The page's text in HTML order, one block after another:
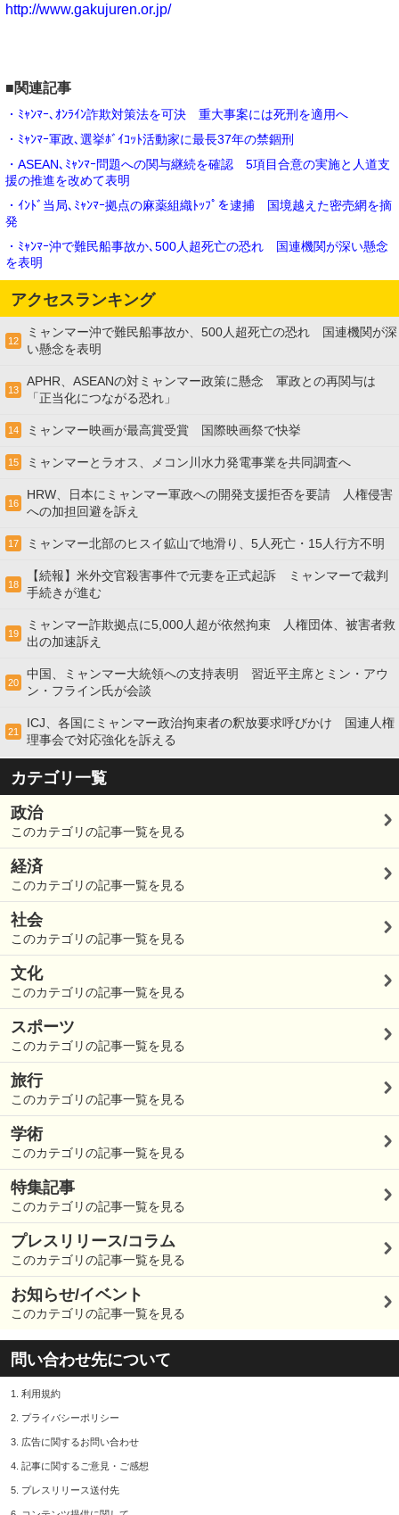
http://www.gakujuren.or.jp/
■関連記事
・ﾐｬﾝﾏｰ､ｵﾝﾗｲﾝ詐欺対策法を可決 重大事案には死刑を適用へ
・ﾐｬﾝﾏｰ軍政､選挙ﾎﾞｲｺｯﾄ活動家に最長37年の禁錮刑
・ASEAN､ﾐｬﾝﾏｰ問題への関与継続を確認 5項目合意の実施と人道支
援の推進を改めて表明
・ｲﾝﾄﾞ当局､ﾐｬﾝﾏｰ拠点の麻薬組織ﾄｯﾌﾟを逮捕 国境越えた密売網を摘
発
・ﾐｬﾝﾏｰ沖で難民船事故か､500人超死亡の恐れ 国連機関が深い懸念
を表明
アクセスランキング
12
ミャンマー沖で難民船事故か、500人超死亡の恐れ 国連機関が深
い懸念を表明
13
APHR、ASEANの対ミャンマー政策に懸念 軍政との再関与は
「正当化につながる恐れ」
14 ミャンマー映画が最高賞受賞 国際映画祭で快挙
15 ミャンマーとラオス、メコン川水力発電事業を共同調査へ
16
HRW、日本にミャンマー軍政への開発支援拒否を要請 人権侵害
への加担回避を訴え
17 ミャンマー北部のヒスイ鉱山で地滑り、5人死亡・15人行方不明
18
【続報】米外交官殺害事件で元妻を正式起訴 ミャンマーで裁判
手続きが進む
19
ミャンマー詐欺拠点に5,000人超が依然拘束 人権団体、被害者救
出の加速訴え
20
中国、ミャンマー大統領への支持表明 習近平主席とミン・アウ
ン・フライン氏が会談
21
ICJ、各国にミャンマー政治拘束者の釈放要求呼びかけ 国連人権
理事会で対応強化を訴える
カテゴリ一覧
政治
このカテゴリの記事一覧を見る
経済
このカテゴリの記事一覧を見る
社会
このカテゴリの記事一覧を見る
文化
このカテゴリの記事一覧を見る
スポーツ
このカテゴリの記事一覧を見る
旅行
このカテゴリの記事一覧を見る
学術
このカテゴリの記事一覧を見る
特集記事
このカテゴリの記事一覧を見る
プレスリリース/コラム
このカテゴリの記事一覧を見る
お知らせ/イベント
このカテゴリの記事一覧を見る
問い合わせ先について
1. 利用規約
2. プライバシーポリシー
3. 広告に関するお問い合わせ
4. 記事に関するご意見・ご感想
5. プレスリリース送付先